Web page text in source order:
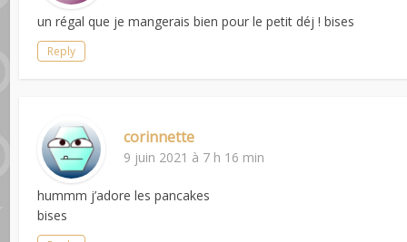
un régal que je mangerais bien pour le petit déj ! bises
Reply
corinnette
9 juin 2021 à 7 h 16 min
hummm j’adore les pancakes
bises